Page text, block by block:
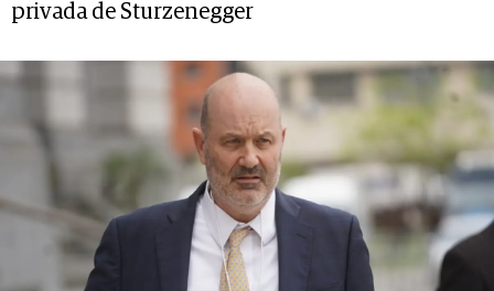
privada de Sturzenegger